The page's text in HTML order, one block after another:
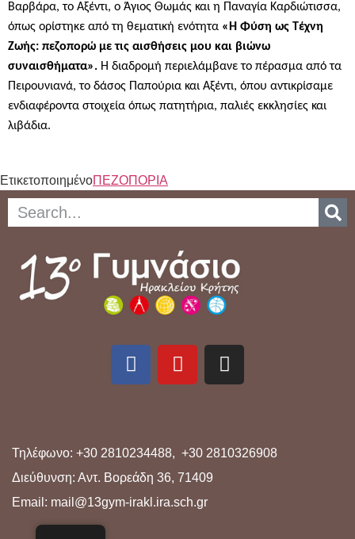
Βαρβάρα, το Αξέντι, ο Άγιος Θωμάς και η Παναγία Καρδιώτισσα,
όπως ορίστηκε από τη θεματική ενότητα «Η Φύση ως Τέχνη
Ζωής: πεζοπορώ με τις αισθήσεις μου και βιώνω
συναισθήματα». Η διαδρομή περιελάμβανε το πέρασμα από τα
Πειρουνιανά, το δάσος Παπούρια και Αξέντι, όπου αντικρίσαμε
ενδιαφέροντα στοιχεία όπως πατητήρια, παλιές εκκλησίες και
λιβάδια.
ΕτικετοποιημένοΠΕΖΟΠΟΡΙΑ
Τηλέφωνο: +30 2810234488, +30 2810326908
Διεύθυνση: Αντ. Βορεάδη 36, 71409
Email: mail@13gym-irakl.ira.sch.gr